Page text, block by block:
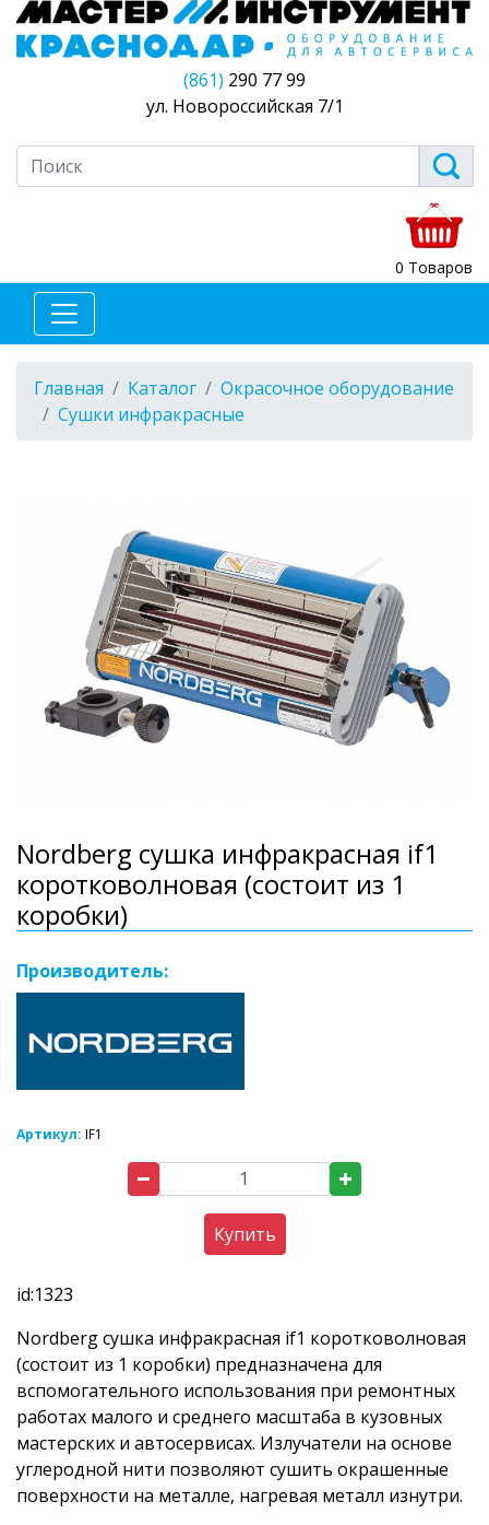
(861) 290 77 99
ул. Новороссийская 7/1
0 Товаров
Главная Каталог
Окрасочное оборудование
Сушки инфракрасные
Nordberg сушка инфракрасная if1
коротковолновая (состоит из 1
коробки)
Производитель:
Артикул: IF1
Купить
id:1323
Nordberg сушка инфракрасная if1 коротковолновая
(состоит из 1 коробки) предназначена для
вспомогательного использования при ремонтных
работах малого и среднего масштаба в кузовных
мастерских и автосервисах. Излучатели на основе
углеродной нити позволяют сушить окрашенные
поверхности на металле, нагревая металл изнутри.